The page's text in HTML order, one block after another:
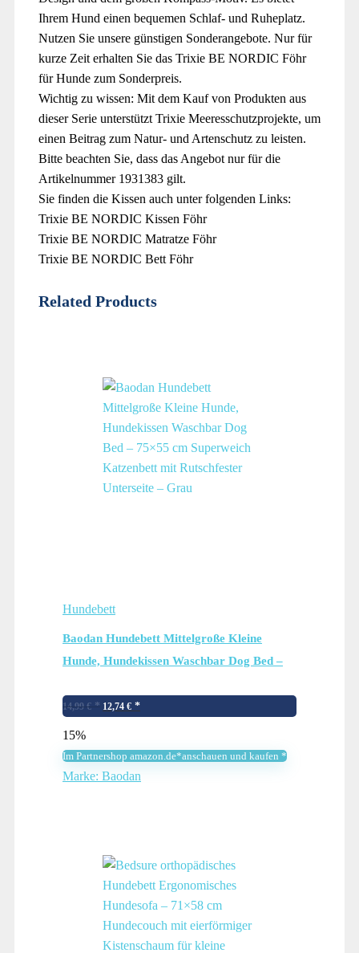
Ihrem Hund einen bequemen Schlaf- und Ruheplatz.
Nutzen Sie unsere günstigen Sonderangebote. Nur für
kurze Zeit erhalten Sie das Trixie BE NORDIC Föhr
für Hunde zum Sonderpreis.
Wichtig zu wissen: Mit dem Kauf von Produkten aus
dieser Serie unterstützt Trixie Meeresschutzprojekte, um
einen Beitrag zum Natur- und Artenschutz zu leisten.
Bitte beachten Sie, dass das Angebot nur für die
Artikelnummer 1931383 gilt.
Sie finden die Kissen auch unter folgenden Links:
Trixie BE NORDIC Kissen Föhr
Trixie BE NORDIC Matratze Föhr
Trixie BE NORDIC Bett Föhr
Related Products
Hundebett
Baodan Hundebett Mittelgroße Kleine
Hunde, Hundekissen Waschbar Dog Bed –
Rutschfester Unterseite – Grau
14,99 €
Ursprünglicher
14,99 €
12,74 €
Aktueller
12,74 €.
15%
Im Partnershop amazon.de*anschauen und kaufen *
Marke: Baodan